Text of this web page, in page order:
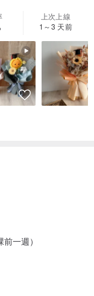
上次上線
1～3 天前
一週）